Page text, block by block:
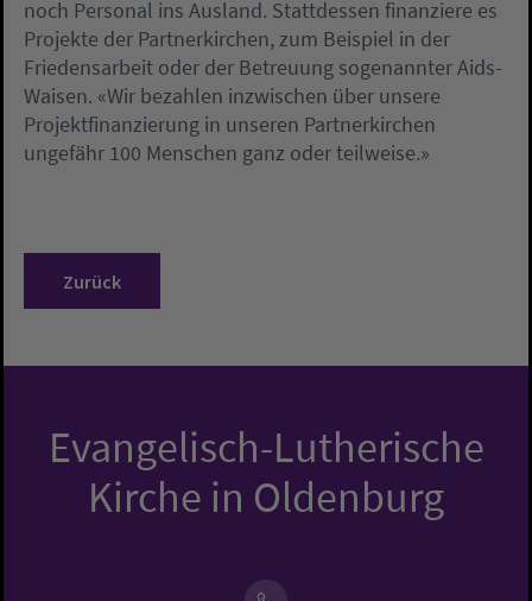
noch Personal ins Ausland. Stattdessen finanziere es
Projekte der Partnerkirchen, zum Beispiel in der
Friedensarbeit oder der Betreuung sogenannter Aids-
Waisen. «Wir bezahlen inzwischen über unsere
Projektfinanzierung in unseren Partnerkirchen
ungefähr 100 Menschen ganz oder teilweise.»
Zurück
Evangelisch-Lutherische
Kirche in Oldenburg